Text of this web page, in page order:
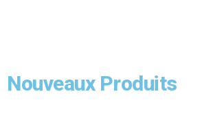
Nouveaux Produits